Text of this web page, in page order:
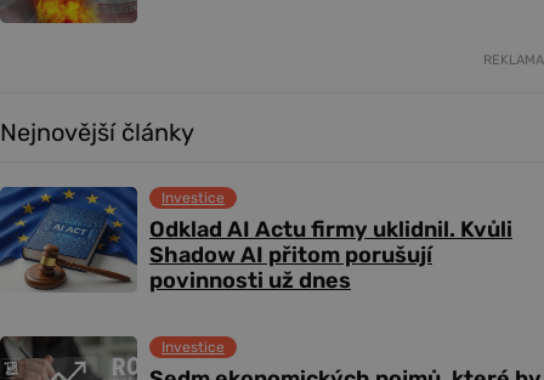
REKLAMA
Nejnovější články
Odklad AI Actu firmy uklidnil. Kvůli
Shadow AI přitom porušují
povinnosti už dnes
Investice
Investice